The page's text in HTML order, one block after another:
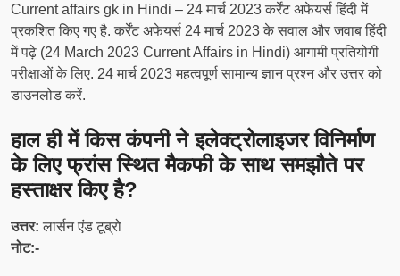
Current affairs gk in Hindi – 24 मार्च 2023 कर्रेंट अफेयर्स हिंदी में
प्रकशित किए गए है. कर्रेंट अफेयर्स 24 मार्च 2023 के सवाल और जवाब हिंदी
में पढ़े (24 March 2023 Current Affairs in Hindi) आगामी प्रतियोगी
परीक्षाओं के लिए. 24 मार्च 2023 महत्वपूर्ण सामान्य ज्ञान प्रश्न और उत्तर को
डाउनलोड करें.
हाल ही में किस कंपनी ने इलेक्ट्रोलाइजर विनिर्माण
के लिए फ्रांस स्थित मैकफी के साथ समझौते पर
हस्ताक्षर किए है?
उत्तर:लार्सन एंड टूब्रो
नोट:-